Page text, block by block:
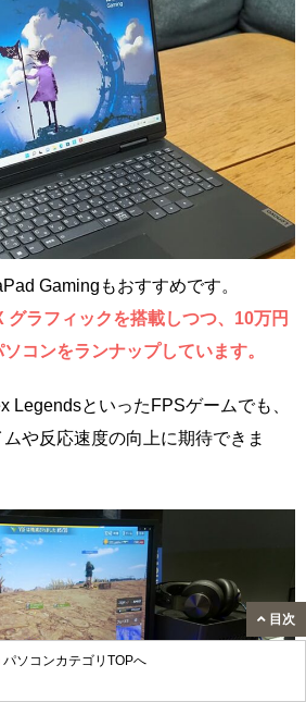
パソコンカテゴリTOPへ
Gamingもおすすめです。
グラフィックを搭載しつつ、10万円
コンをランナップしています。
LegendsといったFPSゲームでも、
や反応速度の向上に期待できま
目次